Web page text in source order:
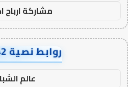
مشاركة
روابط نصية AA86842
عالم